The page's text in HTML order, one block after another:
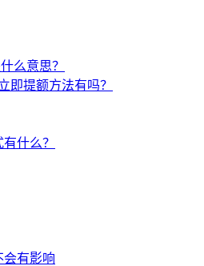
么意思？
即提额方法有吗？
什么？
会有影响